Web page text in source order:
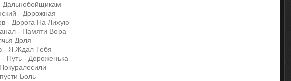
Дальнобойщикам
- Дорожная
- Дорога На Лихую
- Памяти Вора
Доля
- Я Ждал Тебя
Путь - Дороженька
Боль